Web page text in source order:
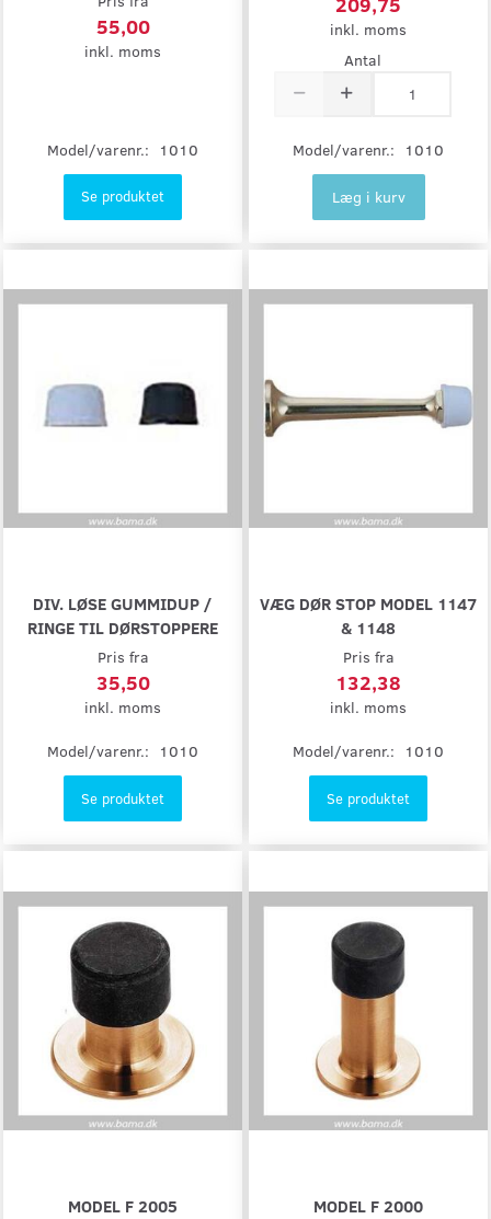
55,00
inkl. moms
Model/varenr.: 1010
Se produktet
inkl. moms
Antal
Model/varenr.: 1010
Læg i kurv
DIV. LØSE GUMMIDUP /
RINGE TIL DØRSTOPPERE
Pris fra
35,50
inkl. moms
Model/varenr.: 1010
Se produktet
VÆG DØR STOP MODEL 1147
& 1148
Pris fra
132,38
inkl. moms
Model/varenr.: 1010
Se produktet
MODEL F 2005 MODEL F 2000